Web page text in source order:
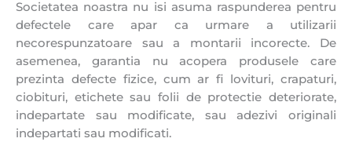
Societatea noastra nu isi asuma raspunderea pentru
defectele care apar ca urmare a utilizarii
necorespunzatoare sau a montarii incorecte. De
asemenea, garantia nu acopera produsele care
prezinta defecte fizice, cum ar fi lovituri, crapaturi,
ciobituri, etichete sau folii de protectie deteriorate,
indepartate sau modificate, sau adezivi originali
indepartati sau modificati.